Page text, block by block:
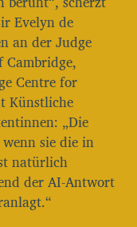
Evelyn de
an der Judge
Cambridge,
Centre for
Künstliche
„Die
sie die in
natürlich
der AI-Antwort